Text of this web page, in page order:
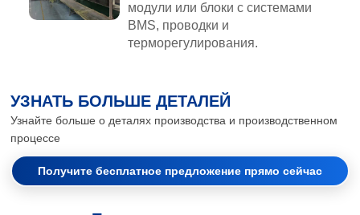
модули или блоки с системами
BMS, проводки и
терморегулирования.
УЗНАТЬ БОЛЬШЕ ДЕТАЛЕЙ
Узнайте больше о деталях производства и производственном
процессе
Получите бесплатное предложение прямо сейчас